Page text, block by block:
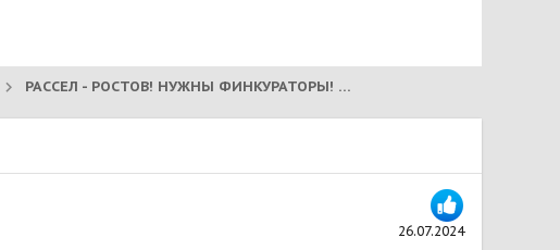
РАССЕЛ - РОСТОВ! НУЖНЫ ФИНКУРАТОРЫ! (2026)
26.07.2024